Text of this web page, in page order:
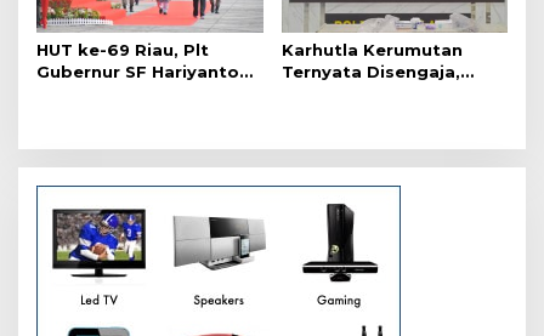
HUT ke-69 Riau, Plt
Gubernur SF Hariyanto
Karhutla Kerumutan
Ternyata Disengaja,